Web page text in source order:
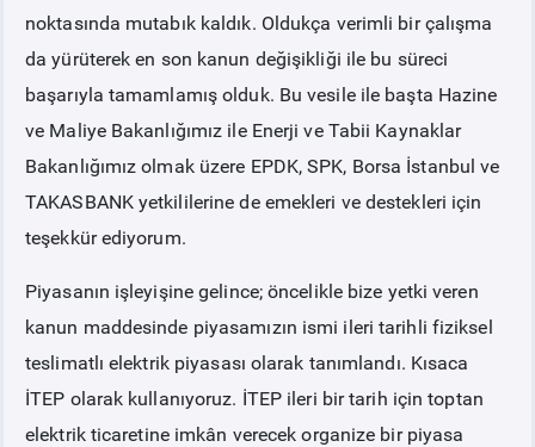
noktasında mutabık kaldık. Oldukça verimli bir çalışma
da yürüterek en son kanun değişikliği ile bu süreci
başarıyla tamamlamış olduk. Bu vesile ile başta Hazine
ve Maliye Bakanlığımız ile Enerji ve Tabii Kaynaklar
Bakanlığımız olmak üzere EPDK, SPK, Borsa İstanbul ve
TAKASBANK yetkililerine de emekleri ve destekleri için
teşekkür ediyorum.
Piyasanın işleyişine gelince; öncelikle bize yetki veren
kanun maddesinde piyasamızın ismi ileri tarihli fiziksel
teslimatlı elektrik piyasası olarak tanımlandı. Kısaca
İTEP olarak kullanıyoruz. İTEP ileri bir tarih için toptan
elektrik ticaretine imkân verecek organize bir piyasa